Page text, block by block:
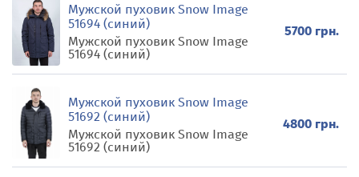
Мужской пуховик Snow Image
51694 (синий)
Мужской пуховик Snow Image
51694 (синий)
5700 грн.
Мужской пуховик Snow Image
51692 (синий)
Мужской пуховик Snow Image
51692 (синий)
4800 грн.